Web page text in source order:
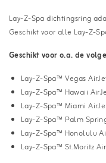
Lay-Z-Spa dichtingsring
Geschikt voor alle Lay-Z-
Geschikt voor o.a. de
Lay-Z-Spa™ Vegas
Lay-Z-Spa™ Hawaii
Lay-Z-Spa™ Miami
Lay-Z-Spa™ Palm
Lay-Z-Spa™ Honolulu
Lay-Z-Spa™ St.Moritz